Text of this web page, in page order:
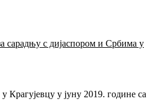
с дијаспором и Србима у
у јуну 2019. године са